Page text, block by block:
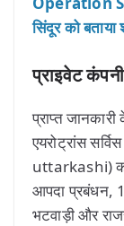
सिंदूर को बताया
प्राइवेट
प्राप्त
एयरोट्रांस
uttarkashi) का
आपदा प्रबंधन,
भटवाड़ी और